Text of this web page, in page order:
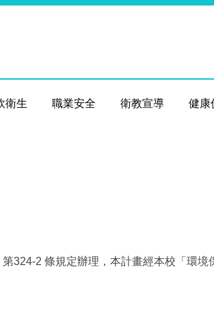
衛生 職業安全 衛教宣導 健康
324-2 條規定辦理，本計畫經本校「環